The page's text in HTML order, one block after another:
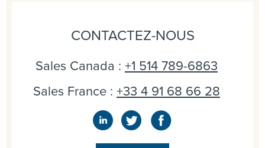
CONTACTEZ-NOUS
Sales Canada : +1 514 789-6863
Sales France : +33 4 91 68 66 28